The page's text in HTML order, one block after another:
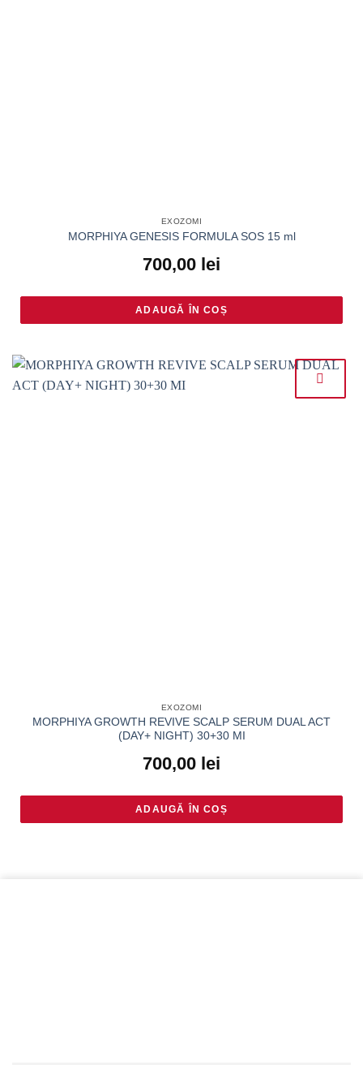
EXOZOMI
MORPHIYA GENESIS FORMULA SOS 15 ml
700,00 lei
ADAUGĂ ÎN COȘ
EXOZOMI
MORPHIYA GROWTH REVIVE SCALP SERUM DUAL ACT
(DAY+ NIGHT) 30+30 MI
700,00 lei
ADAUGĂ ÎN COȘ